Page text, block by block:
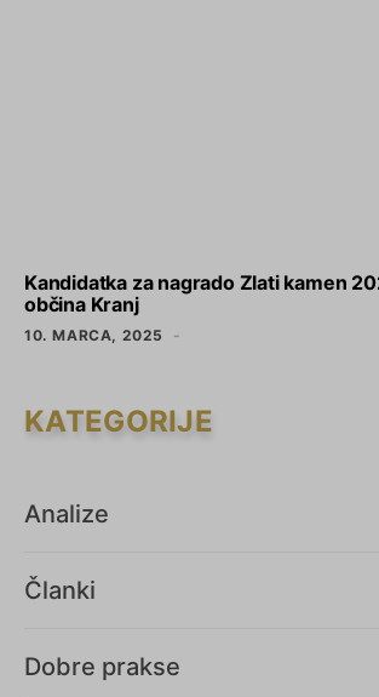
Kandidatka za nagrado Zlati kamen
občina Kranj
10. MARCA, 2025
KATEGORIJE
Analize
Članki
Dobre prakse